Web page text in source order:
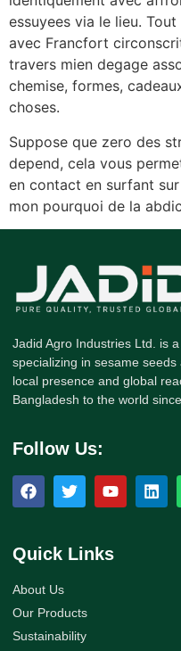
essuyees via le lieu.
avec Francfort
travers mien degage
chemise, formes,
choses.
Suppose que zero des
depend, cela vous
en contact en surfant
mon pourquoi de la
Jadid Agro Industries Ltd. is
specializing in sesame
local presence and global
Bangladesh to the world
Follow Us:
Quick Links
About Us
Our Products
Sustainability